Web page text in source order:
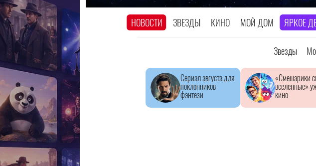
НОВОСТИ ЗВЕЗДЫ КИНО МОЙ ДОМ ЯРКОЕ
Звезды
Сериал августа для
поклонников
фэнтези
«Смешарики
вселенные»
кино